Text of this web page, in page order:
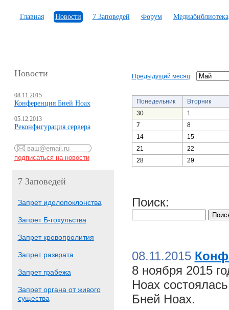
Главная Новости 7 Заповедей Форум Медиабиблиотека
Новости
08.11.2015
Конференция Бней Ноах
05.12.2013
Реконфигурация сервера
7 Заповедей
Запрет идолопоклонства
Запрет Б-гохульства
Запрет кровопролития
Запрет разврата
Запрет грабежа
Запрет органа от живого
существа
Предыдущий месяц
Понедельник
Вторник
30
1
7
8
14
15
21
22
28
29
Поиск:
08.11.2015
8 ноября 2015
Ноах
Бней Ноах.